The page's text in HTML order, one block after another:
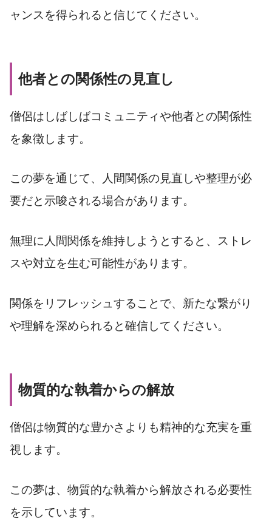
ャンスを得られると信じてください。
他者との関係性の見直し
僧侶はしばしばコミュニティや他者との関係性
を象徴します。
この夢を通じて、人間関係の見直しや整理が必
要だと示唆される場合があります。
無理に人間関係を維持しようとすると、ストレ
スや対立を生む可能性があります。
関係をリフレッシュすることで、新たな繋がり
や理解を深められると確信してください。
物質的な執着からの解放
僧侶は物質的な豊かさよりも精神的な充実を重
視します。
この夢は、物質的な執着から解放される必要性
を示しています。